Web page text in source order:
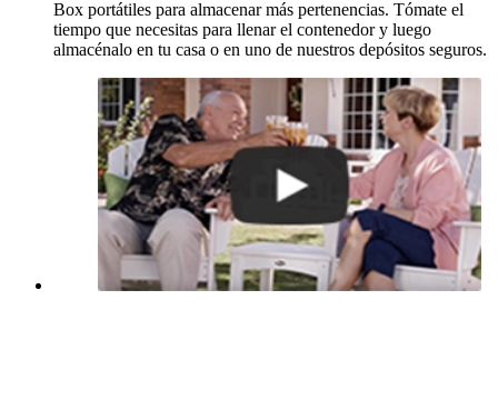
Box portátiles para almacenar más pertenencias. Tómate el
tiempo que necesitas para llenar el contenedor y luego
almacénalo en tu casa o en uno de nuestros depósitos seguros.